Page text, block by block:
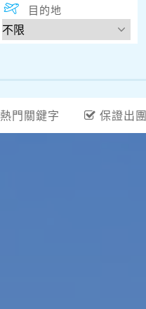
目的地
熱門關鍵字 保證出團